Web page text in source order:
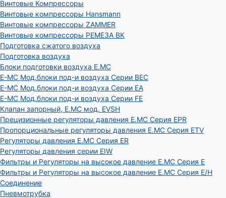
Винтовые Компрессоры
Винтовые компрессоры Hansmann
Винтовые компрессоры ZAMMER
Винтовые компрессоры РЕМЕЗА ВК
Подготовка сжатого воздуха
Подготовка воздуха
Блоки подготовки воздуха E.MC
E-MC Мод.блоки под-и воздуха Серии BEC
E-MC Мод.блоки под-и воздуха Серии EA
E-MC Мод.блоки под-и воздуха Серии FE
Клапан запорный, E.MC мод. EVSH
Прецизионные регуляторы давления E.MC Серия EPR
Пропорциональные регуляторы давления E.MC Серия ETV
Регуляторы давления E.MC Серия ER
Регуляторы давления серии EIW
Фильтры и Регуляторы на высокое давление E.MC Серия E
Фильтры и Регуляторы на высокое давление E.MC Серия E/H
Соединение
Пневмотрубка